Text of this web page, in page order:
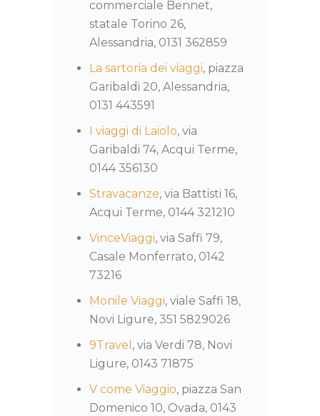
commerciale Bennet,
statale Torino 26,
Alessandria, 0131 362859
La sartoria dei viaggi, piazza
Garibaldi 20, Alessandria,
0131 443591
I viaggi di Laiolo, via
Garibaldi 74, Acqui Terme,
0144 356130
Stravacanze, via Battisti 16,
Acqui Terme, 0144 321210
VinceViaggi, via Saffi 79,
Casale Monferrato, 0142
73216
Monile Viaggi, viale Saffi 18,
Novi Ligure, 351 5829026
9Travel , via Verdi 78, Novi
Ligure, 0143 71875
V come Viaggio, piazza San
Domenico 10, Ovada, 0143